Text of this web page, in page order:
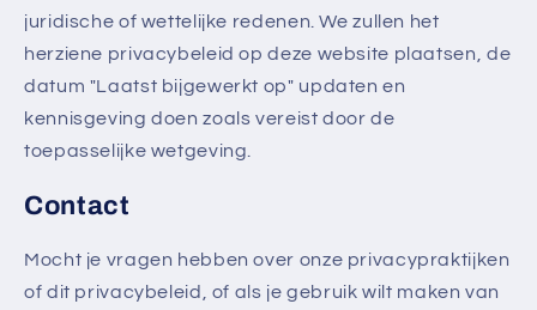
juridische of wettelijke redenen. We zullen het
herziene privacybeleid op deze website plaatsen, de
datum "Laatst bijgewerkt op" updaten en
kennisgeving doen zoals vereist door de
toepasselijke wetgeving.
Contact
Mocht je vragen hebben over onze privacypraktijken
of dit privacybeleid, of als je gebruik wilt maken van